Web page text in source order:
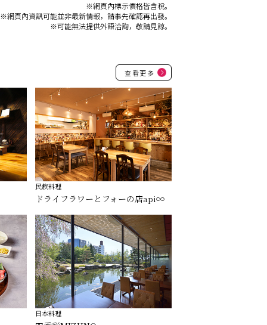
※網頁內標示價格皆含稅。
※網頁內資訊可能並非最新情報，請事先確認再出發。
※可能無法提供外語洽詢，敬請見諒。
查看更多
民族料理
ドライフラワーとフォーの店api∞
日本料理